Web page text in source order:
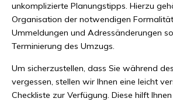
unkomplizierte Planungstipps. Hierzu
Organisation der notwendigen
Ummeldungen und Adressänderungen
Terminierung des Umzugs.
Um sicherzustellen, dass Sie während
vergessen, stellen wir Ihnen eine leicht
Checkliste zur Verfügung. Diese hilft